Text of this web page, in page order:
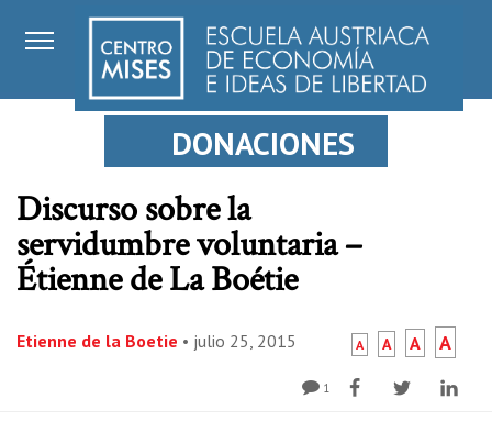
DONACIONES
Discurso sobre la
servidumbre voluntaria –
Étienne de La Boétie
Etienne de la Boetie • julio 25, 2015 A A A A
1